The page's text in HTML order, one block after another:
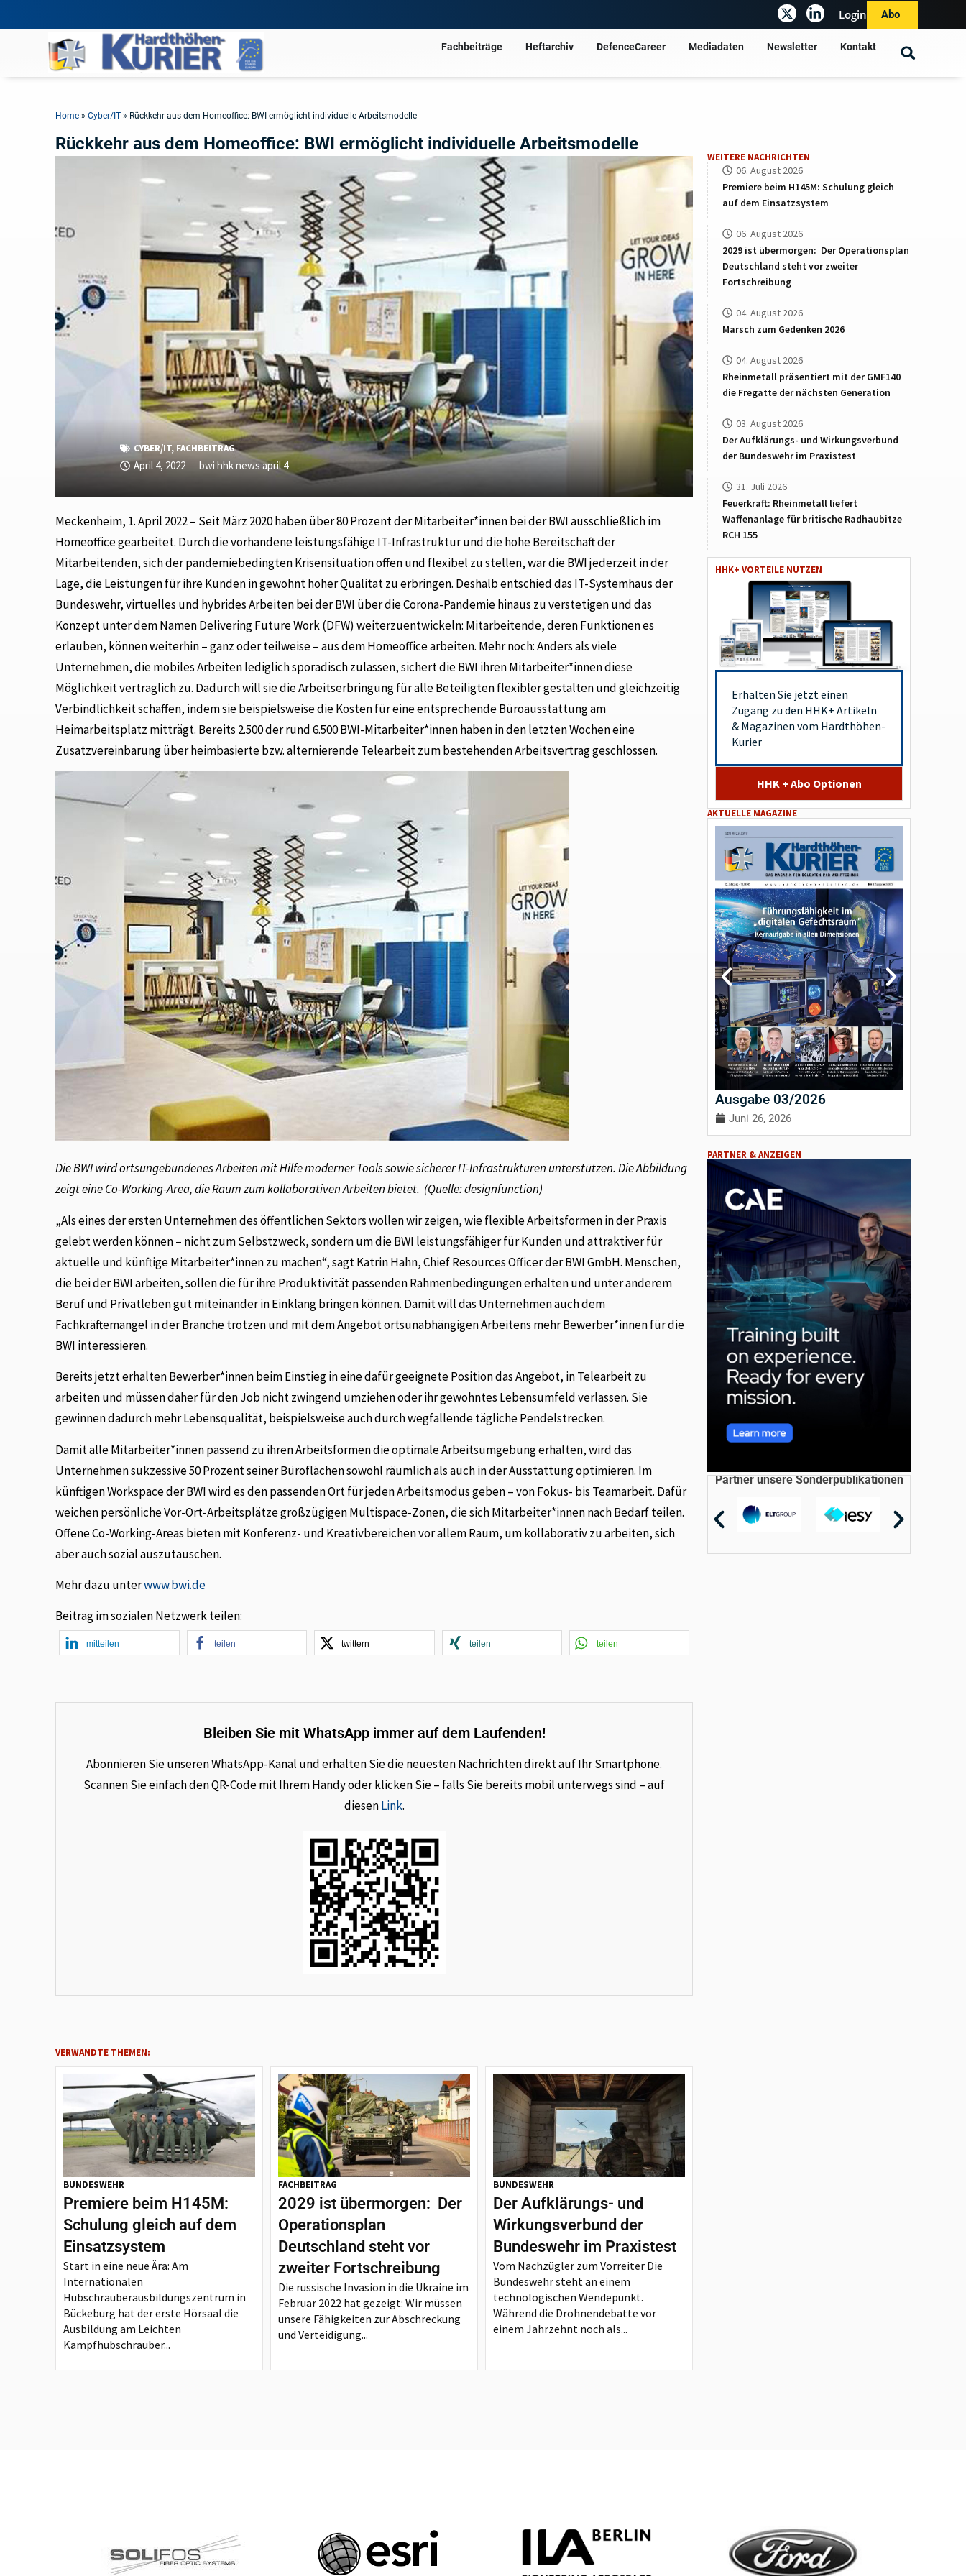
Login Abo
Fachbeiträge Heftarchiv DefenceCareer Mediadaten Newsletter Kontakt
Home »Cyber/IT » Rückkehr aus dem Homeoffice: BWI ermöglicht individuelle Arbeitsmodelle
Rückkehr aus dem Homeoffice: BWI ermöglicht individuelle Arbeitsmodelle
CYBER/IT, FACHBEITRAG
April 4, 2022 bwi hhk news april 4
Meckenheim, 1. April 2022 – Seit März 2020 haben über 80 Prozent der Mitarbeiter*innen bei der BWI ausschließlich im
Homeoffice gearbeitet. Durch die vorhandene leistungsfähige IT-Infrastruktur und die hohe Bereitschaft der
Mitarbeitenden, sich der pandemiebedingten Krisensituation offen und flexibel zu stellen, war die BWI jederzeit in der
Lage, die Leistungen für ihre Kunden in gewohnt hoher Qualität zu erbringen. Deshalb entschied das IT-Systemhaus der
Bundeswehr, virtuelles und hybrides Arbeiten bei der BWI über die Corona-Pandemie hinaus zu verstetigen und das
Konzept unter dem Namen Delivering Future Work (DFW) weiterzuentwickeln: Mitarbeitende, deren Funktionen es
erlauben, können weiterhin – ganz oder teilweise – aus dem Homeoffice arbeiten. Mehr noch: Anders als viele
Unternehmen, die mobiles Arbeiten lediglich sporadisch zulassen, sichert die BWI ihren Mitarbeiter*innen diese
Möglichkeit vertraglich zu. Dadurch will sie die Arbeitserbringung für alle Beteiligten flexibler gestalten und gleichzeitig
Verbindlichkeit schaffen, indem sie beispielsweise die Kosten für eine entsprechende Büroausstattung am
Heimarbeitsplatz mitträgt. Bereits 2.500 der rund 6.500 BWI-Mitarbeiter*innen haben in den letzten Wochen eine
Zusatzvereinbarung über heimbasierte bzw. alternierende Telearbeit zum bestehenden Arbeitsvertrag geschlossen.
Die BWI wird ortsungebundenes Arbeiten mit Hilfe moderner Tools sowie sicherer IT-Infrastrukturen unterstützen. Die Abbildung
zeigt eine Co-Working-Area, die Raum zum kollaborativen Arbeiten bietet. (Quelle: designfunction)
„Als eines der ersten Unternehmen des öffentlichen Sektors wollen wir zeigen, wie flexible Arbeitsformen in der Praxis
gelebt werden können – nicht zum Selbstzweck, sondern um die BWI leistungsfähiger für Kunden und attraktiver für
aktuelle und künftige Mitarbeiter*innen zu machen“, sagt Katrin Hahn, Chief Resources Officer der BWI GmbH. Menschen,
die bei der BWI arbeiten, sollen die für ihre Produktivität passenden Rahmenbedingungen erhalten und unter anderem
Beruf und Privatleben gut miteinander in Einklang bringen können. Damit will das Unternehmen auch dem
Fachkräftemangel in der Branche trotzen und mit dem Angebot ortsunabhängigen Arbeitens mehr Bewerber*innen für die
BWI interessieren.
Bereits jetzt erhalten Bewerber*innen beim Einstieg in eine dafür geeignete Position das Angebot, in Telearbeit zu
arbeiten und müssen daher für den Job nicht zwingend umziehen oder ihr gewohntes Lebensumfeld verlassen. Sie
gewinnen dadurch mehr Lebensqualität, beispielsweise auch durch wegfallende tägliche Pendelstrecken.
Damit alle Mitarbeiter*innen passend zu ihren Arbeitsformen die optimale Arbeitsumgebung erhalten, wird das
Unternehmen sukzessive 50 Prozent seiner Büroflächen sowohl räumlich als auch in der Ausstattung optimieren. Im
künftigen Workspace der BWI wird es den passenden Ort für jeden Arbeitsmodus geben – von Fokus- bis Teamarbeit. Dafür
weichen persönliche Vor-Ort-Arbeitsplätze großzügigen Multispace-Zonen, die sich Mitarbeiter*innen nach Bedarf teilen.
Offene Co-Working-Areas bieten mit Konferenz- und Kreativbereichen vor allem Raum, um kollaborativ zu arbeiten, sich
aber auch sozial auszutauschen.
Mehr dazu unterwww.bwi.de
Beitrag im sozialen Netzwerk teilen:
mitteilen teilen twittern teilen teilen
Bleiben Sie mit WhatsApp immer auf dem Laufenden!
Abonnieren Sie unseren WhatsApp-Kanal und erhalten Sie die neuesten Nachrichten direkt auf Ihr Smartphone.
Scannen Sie einfach den QR-Code mit Ihrem Handy oder klicken Sie – falls Sie bereits mobil unterwegs sind – auf
diesenLink.
VERWANDTE THEMEN:
BUNDESWEHR
Premiere beim H145M:
Schulung gleich auf dem
Einsatzsystem
Start in eine neue Ära: Am
Internationalen
Hubschrauberausbildungszentrum in
Bückeburg hat der erste Hörsaal die
Ausbildung am Leichten
Kampfhubschrauber...
FACHBEITRAG
2029 ist übermorgen: Der
Operationsplan
Deutschland steht vor
zweiter Fortschreibung
Die russische Invasion in die Ukraine im
Februar 2022 hat gezeigt: Wir müssen
unsere Fähigkeiten zur Abschreckung
und Verteidigung...
BUNDESWEHR
Der Aufklärungs- und
Wirkungsverbund der
Bundeswehr im Praxistest
Vom Nachzügler zum Vorreiter Die
Bundeswehr steht an einem
technologischen Wendepunkt.
Während die Drohnendebatte vor
einem Jahrzehnt noch als...
WEITERE NACHRICHTEN
06. August 2026
Premiere beim H145M: Schulung gleich
auf dem Einsatzsystem
06. August 2026
2029 ist übermorgen: Der Operationsplan
Deutschland steht vor zweiter
Fortschreibung
04. August 2026
Marsch zum Gedenken 2026
04. August 2026
Rheinmetall präsentiert mit der GMF140
die Fregatte der nächsten Generation
03. August 2026
Der Aufklärungs- und Wirkungsverbund
der Bundeswehr im Praxistest
31. Juli 2026
Feuerkraft: Rheinmetall liefert
Waffenanlage für britische Radhaubitze
RCH 155
HHK+ VORTEILE NUTZEN
Erhalten Sie jetzt einen
Zugang zu den HHK+ Artikeln
& Magazinen vom Hardthöhen-
Kurier
HHK + Abo Optionen
AKTUELLE MAGAZINE
Ausgabe 03/2026
Juni 26, 2026
PARTNER & ANZEIGEN
Partner unsere Sonderpublikationen